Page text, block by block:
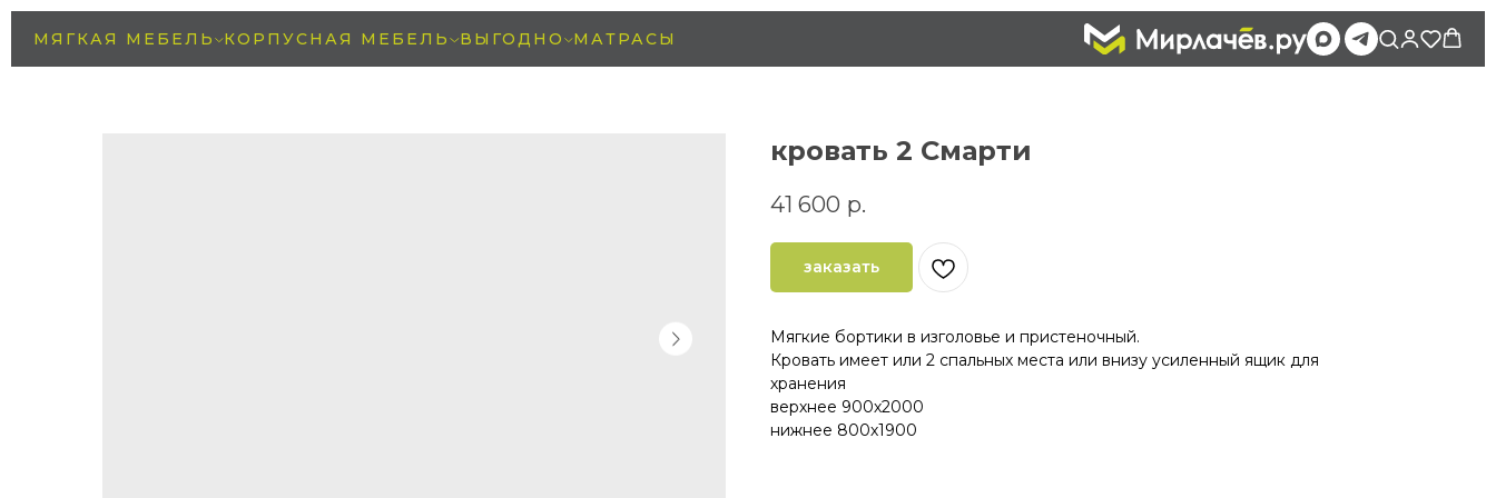
МЯГКАЯ МЕБЕЛЬ КОРПУСНАЯ МЕБЕЛЬ ВЫГОДНО МАТРАСЫ
кровать 2 Смарти
41 600 р.
заказать
Мягкие бортики в изголовье и пристеночный.
Кровать имеет или 2 спальных места или внизу усиленный ящик для
хранения
верхнее 900х2000
нижнее 800х1900